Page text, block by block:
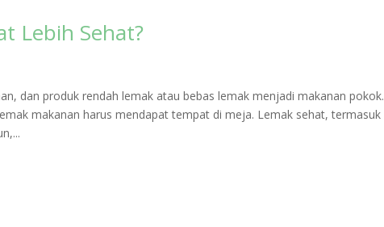
Lebih Sehat?
dan produk rendah lemak atau bebas lemak menjadi makanan pokok.
makanan harus mendapat tempat di meja. Lemak sehat, termasuk